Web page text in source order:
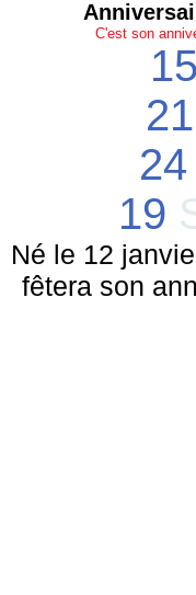
C'est son
21
24
19
Né le 12
fêtera son